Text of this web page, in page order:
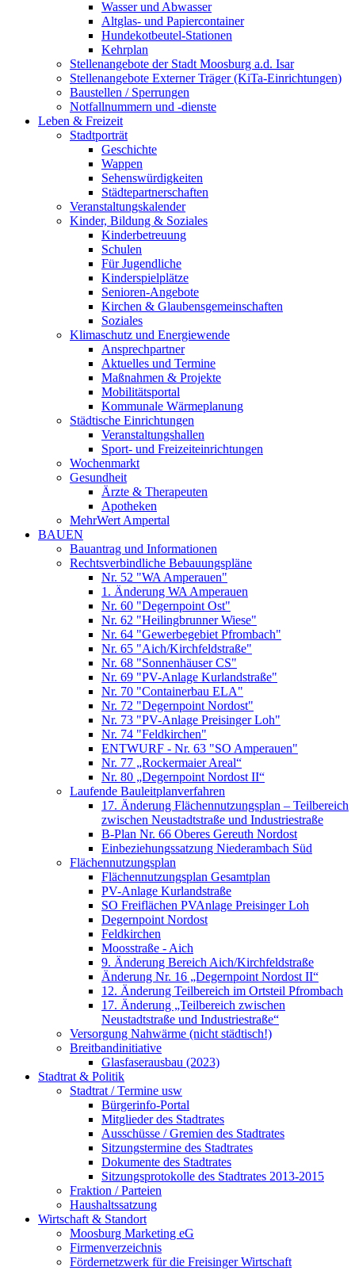
Wasser und Abwasser
Altglas- und Papiercontainer
Hundekotbeutel-Stationen
Kehrplan
Stellenangebote der Stadt Moosburg a.d. Isar
Stellenangebote Externer Träger (KiTa-Einrichtungen)
Baustellen / Sperrungen
Notfallnummern und -dienste
Leben & Freizeit
Stadtporträt
Geschichte
Wappen
Sehenswürdigkeiten
Städtepartnerschaften
Veranstaltungskalender
Kinder, Bildung & Soziales
Kinderbetreuung
Schulen
Für Jugendliche
Kinderspielplätze
Senioren-Angebote
Kirchen & Glaubensgemeinschaften
Soziales
Klimaschutz und Energiewende
Ansprechpartner
Aktuelles und Termine
Maßnahmen & Projekte
Mobilitätsportal
Kommunale Wärmeplanung
Städtische Einrichtungen
Veranstaltungshallen
Sport- und Freizeiteinrichtungen
Wochenmarkt
Gesundheit
Ärzte & Therapeuten
Apotheken
MehrWert Ampertal
BAUEN
Bauantrag und Informationen
Rechtsverbindliche Bebauungspläne
Nr. 52 "WA Amperauen"
1. Änderung WA Amperauen
Nr. 60 "Degernpoint Ost"
Nr. 62 "Heilingbrunner Wiese"
Nr. 64 "Gewerbegebiet Pfrombach"
Nr. 65 "Aich/Kirchfeldstraße"
Nr. 68 "Sonnenhäuser CS"
Nr. 69 "PV-Anlage Kurlandstraße"
Nr. 70 "Containerbau ELA"
Nr. 72 "Degernpoint Nordost"
Nr. 73 "PV-Anlage Preisinger Loh"
Nr. 74 "Feldkirchen"
ENTWURF - Nr. 63 "SO Amperauen"
Nr. 77 „Rockermaier Areal“
Nr. 80 „Degernpoint Nordost II“
Laufende Bauleitplanverfahren
17. Änderung Flächennutzungsplan – Teilbereich
zwischen Neustadtstraße und Industriestraße
B-Plan Nr. 66 Oberes Gereuth Nordost
Einbeziehungssatzung Niederambach Süd
Flächennutzungsplan
Flächennutzungsplan Gesamtplan
PV-Anlage Kurlandstraße
SO Freiflächen PV­Anlage Preisinger Loh
Degernpoint Nordost
Feldkirchen
Moosstraße - Aich
9. Änderung Bereich Aich/Kirchfeldstraße
Änderung Nr. 16 „Degernpoint Nordost II“
12. Änderung Teilbereich im Ortsteil Pfrombach
17. Änderung „Teilbereich zwischen
Neustadtstraße und Industriestraße“
Versorgung Nahwärme (nicht städtisch!)
Breitbandinitiative
Glasfaserausbau (2023)
Stadtrat & Politik
Stadtrat / Termine usw
Bürgerinfo-Portal
Mitglieder des Stadtrates
Ausschüsse / Gremien des Stadtrates
Sitzungstermine des Stadtrates
Dokumente des Stadtrates
Sitzungsprotokolle des Stadtrates 2013-2015
Fraktion / Parteien
Haushaltssatzung
Wirtschaft & Standort
Moosburg Marketing eG
Firmenverzeichnis
Fördernetzwerk für die Freisinger Wirtschaft